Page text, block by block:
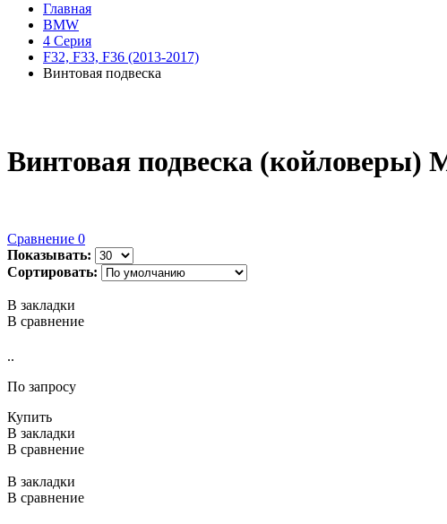
Главная
BMW
4 Серия
F32, F33, F36 (2013-2017)
Винтовая подвеска
Винтовая подвеска (койловеры)
Сравнение 0
Показывать:
Сортировать:
В закладки
В сравнение
..
По запросу
Купить
В закладки
В сравнение
В закладки
В сравнение